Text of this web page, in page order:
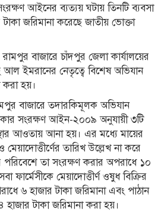
আইনের ব্যত্যয় ঘটায় তিনটি ব্যবসা
জরিমানা করেছে জাতীয় ভোক্তা
বাজারে চাঁদপুর জেলা কার্যালয়ের
আল ইমরানের নেতৃত্বে বিশেষ অভিযান
করা হয়।
বাজারে তদারকিমূলক অভিযান
সংরক্ষণ আইন-২০০৯ অনুযায়ী ৩টি
আওতায় আনা হয়। এর মধ্যে মায়ের
তারিখ উল্লেখ না করে
পরিবেশে তা সংরক্ষণ করার অপরাধে ১০
ফার্মেসীকে মেয়াদোত্তীর্ণ ওষুধ বিক্রির
৬ হাজার টাকা জরিমানা এবং পাঠান
টাকা জরিমানা করা হয়।